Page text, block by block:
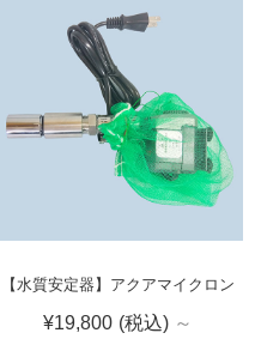
【水質安定器】アクアマイクロン
¥19,800 (税込) ～